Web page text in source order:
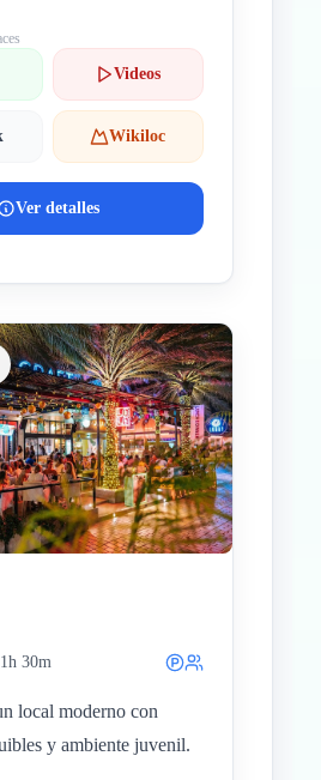
Videos
Wikiloc
Ver detalles
1h 30m
local moderno con
y ambiente juvenil.